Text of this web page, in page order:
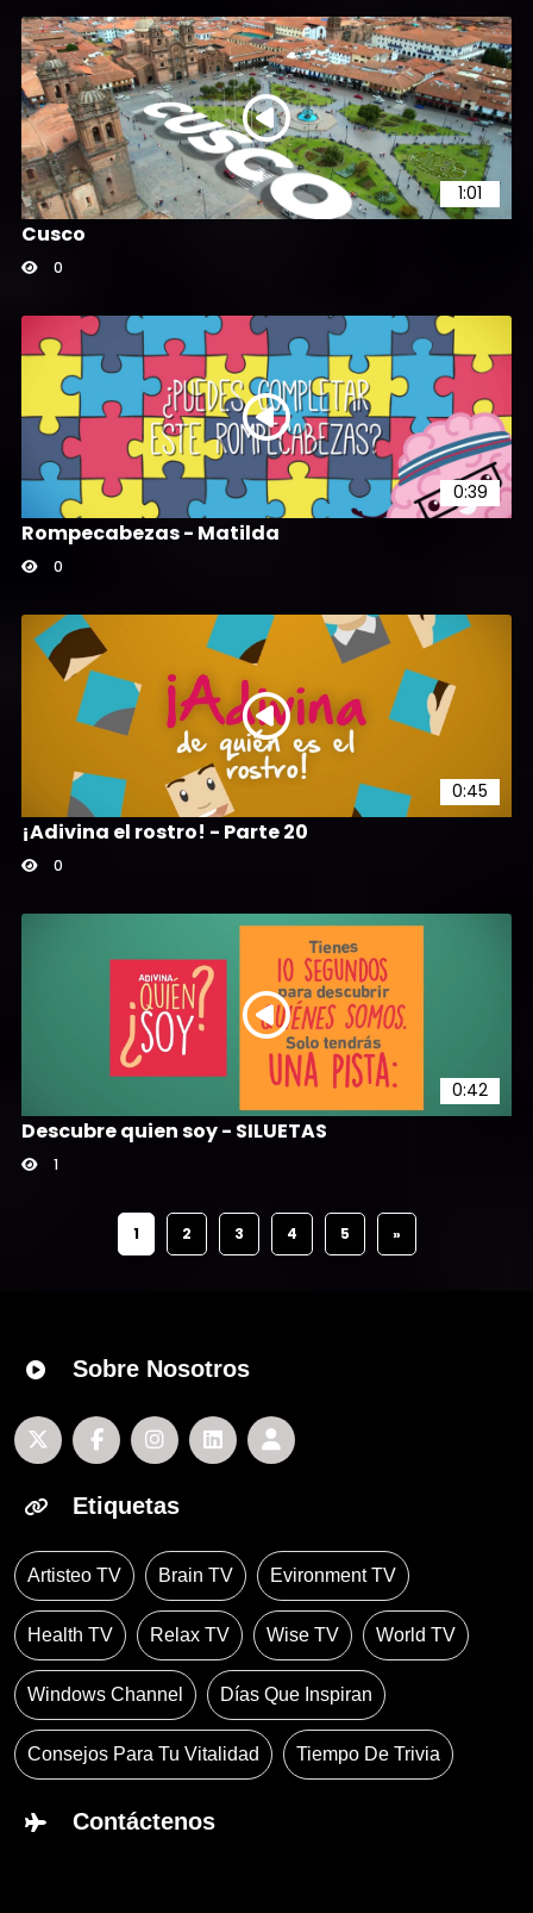
1:01
Cusco
0
0:39
Rompecabezas - Matilda
0
0:45
¡Adivina el rostro! - Parte 20
0
0:42
Descubre quien soy - SILUETAS
1
1 2 3 4 5 »
Sobre Nosotros
Etiquetas
Artisteo TV Brain TV Evironment TV
Health TV Relax TV Wise TV World TV
Windows Channel Días Que Inspiran
Consejos Para Tu Vitalidad Tiempo De Trivia
Contáctenos